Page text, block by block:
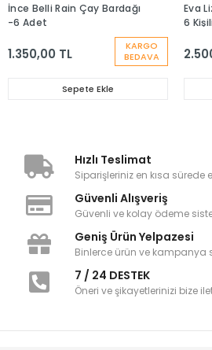
KARGO
BEDAVA
İnce Belli Rain Çay Bardağı
-6 Adet
1.350,00 TL
Sepete Ekle
Eva
6
Hızlı Teslimat
Siparişleriniz en kısa sürede
Güvenli Alışveriş
Güvenli ve kolay ödeme
Geniş Ürün Yelpazesi
Binlerce ürün ve kampanya
7 / 24 DESTEK
Öneri ve şikayetlerinizi bize